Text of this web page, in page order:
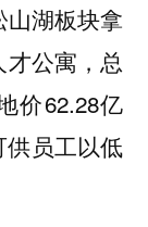
山湖板块拿
公寓，总
价62.28亿
员工以低